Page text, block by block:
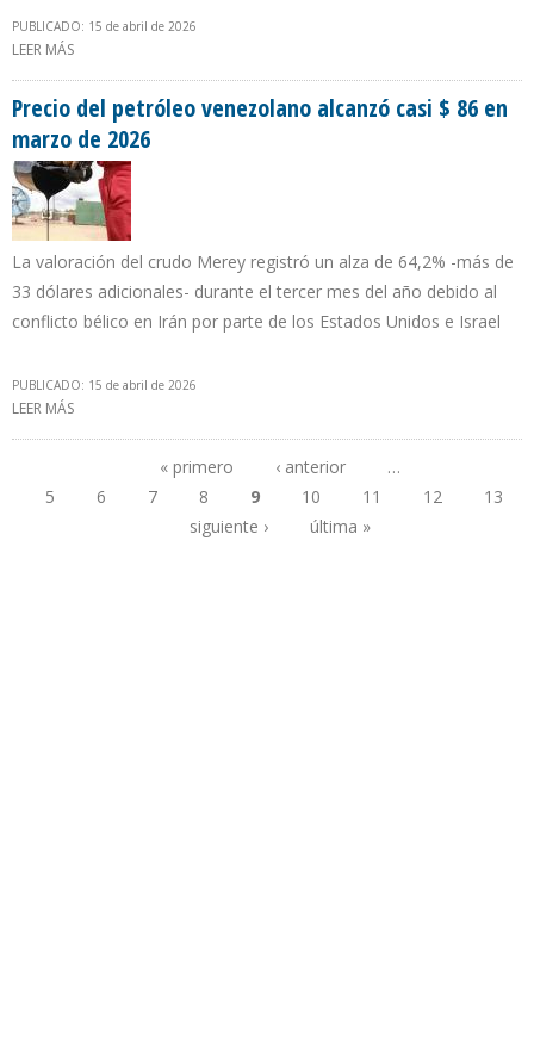
PUBLICADO: 15 de abril de 2026
LEER MÁS
Precio del petróleo venezolano alcanzó casi $ 86 en
marzo de 2026
La valoración del crudo Merey registró un alza de 64,2% -más de
33 dólares adicionales- durante el tercer mes del año debido al
conflicto bélico en Irán por parte de los Estados Unidos e Israel
PUBLICADO: 15 de abril de 2026
LEER MÁS
Páginas
« primero ‹ anterior
…
5
6 7 8 9 10 11 12
13
siguiente ›
última »